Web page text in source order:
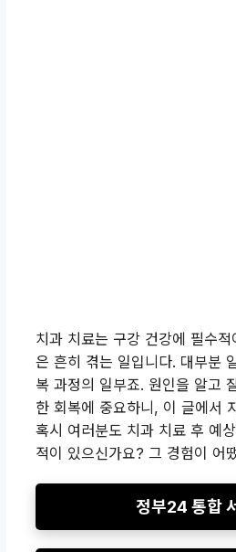
치과 치료는 구강 건강에 필수
은 흔히 겪는 일입니다. 대부분
복 과정의 일부죠. 원인을 알고
한 회복에 중요하니, 이 글에서
혹시 여러분도 치과 치료 후 예
적이 있으신가요? 그 경험이 어
정부24 통합